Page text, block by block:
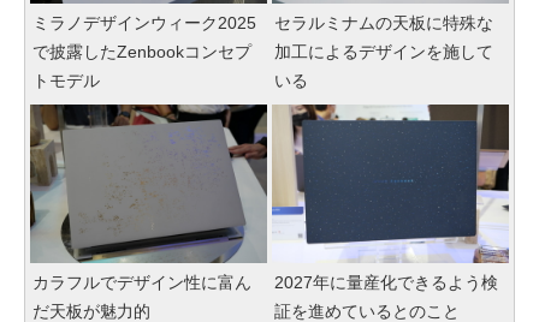
ミラノデザインウィーク2025
で披露したZenbookコンセプ
トモデル
セラルミナムの天板に特殊な
加工によるデザインを施して
いる
カラフルでデザイン性に富ん
だ天板が魅力的
2027年に量産化できるよう検
証を進めているとのこと